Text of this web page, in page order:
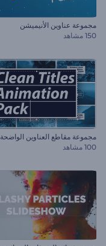
مجموعة عناوين الأنيميشن
150 مشاهد
مجموعة مقاطع العناوين الواضحة
100 مشاهد